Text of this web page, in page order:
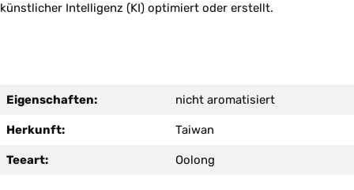
künstlicher Intelligenz (KI) optimiert oder erstellt.
Eigenschaften: nicht aromatisiert
Herkunft: Taiwan
Teeart: Oolong